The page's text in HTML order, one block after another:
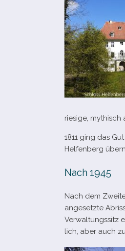
rie­sige,
1811 ging das
Helfenberg
Nach 1945
Nach dem
ange­setzte
Verwaltungssitz
lich, aber auch